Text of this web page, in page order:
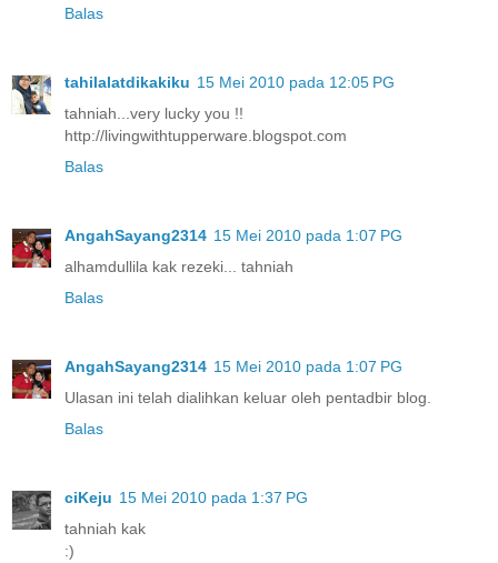
Balas
tahilalatdikakiku 15 Mei 2010 pada 12:05 PG
tahniah...very lucky you !!
http://livingwithtupperware.blogspot.com
Balas
AngahSayang2314 15 Mei 2010 pada 1:07 PG
alhamdullila kak rezeki... tahniah
Balas
AngahSayang2314 15 Mei 2010 pada 1:07 PG
Ulasan ini telah dialihkan keluar oleh pentadbir blog.
Balas
ciKeju 15 Mei 2010 pada 1:37 PG
tahniah kak
:)